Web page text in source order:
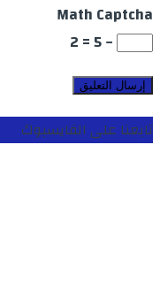
Math Captcha
− 5 = 2
تابعنا على الفايسبوك